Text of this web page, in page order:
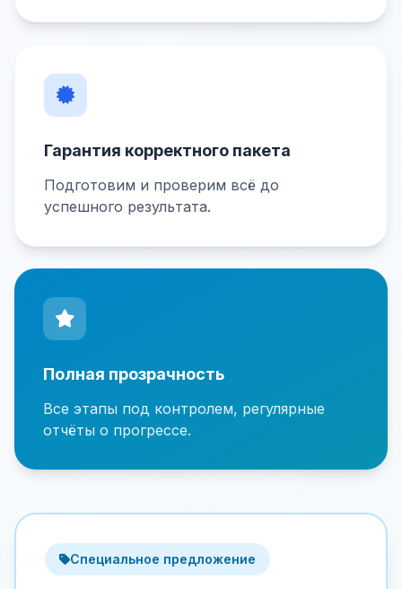
Гарантия корректного пакета
Подготовим и проверим всё до
успешного результата.
Полная прозрачность
Все этапы под контролем, регулярные
отчёты о прогрессе.
Специальное предложение